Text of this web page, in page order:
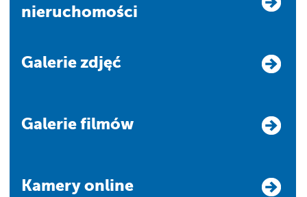
nieruchomości
Galerie zdjęć
Galerie filmów
Kamery online